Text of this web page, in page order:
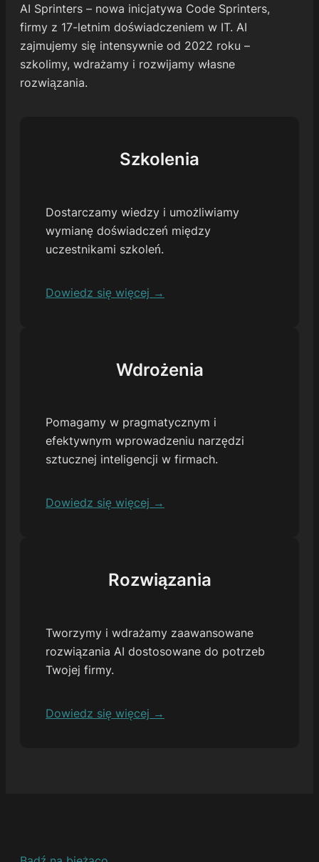
AI Sprinters – nowa inicjatywa Code Sprinters,
firmy z 17-letnim doświadczeniem w IT. AI
zajmujemy się intensywnie od 2022 roku –
szkolimy, wdrażamy i rozwijamy własne
rozwiązania.
Szkolenia
Dostarczamy wiedzy i umożliwiamy
wymianę doświadczeń między
uczestnikami szkoleń.
Dowiedz się więcej →
Wdrożenia
Pomagamy w pragmatycznym i
efektywnym wprowadzeniu narzędzi
sztucznej inteligencji w firmach.
Dowiedz się więcej →
Rozwiązania
Tworzymy i wdrażamy zaawansowane
rozwiązania AI dostosowane do potrzeb
Twojej firmy.
Dowiedz się więcej →